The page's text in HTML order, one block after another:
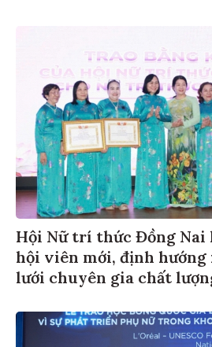
Hội Nữ trí thức Đồng Nai
hội viên mới, định hướng
lưới chuyên gia chất